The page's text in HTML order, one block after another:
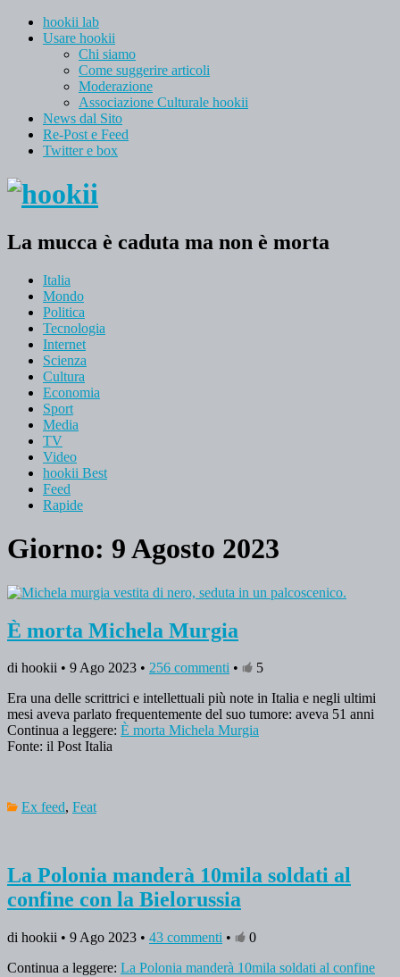
hookii lab
Usare hookii
Chi siamo
Come suggerire articoli
Moderazione
Associazione Culturale hookii
News dal Sito
Re-Post e Feed
Twitter e box
La mucca è caduta ma non è morta
Italia
Mondo
Politica
Tecnologia
Internet
Scienza
Cultura
Economia
Sport
Media
TV
Video
hookii Best
Feed
Rapide
Giorno: 9 Agosto 2023
È morta Michela Murgia
di hookii • 9 Ago 2023 • 256 commenti •
5
Era una delle scrittrici e intellettuali più note in Italia e negli ultimi
mesi aveva parlato frequentemente del suo tumore: aveva 51 anni
Continua a leggere: È morta Michela Murgia
Fonte: il Post Italia
Ex feed, Feat
La Polonia manderà 10mila soldati al
confine con la Bielorussia
di hookii • 9 Ago 2023 • 43 commenti •
0
Continua a leggere: La Polonia manderà 10mila soldati al confine